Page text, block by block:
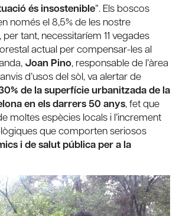
és insostenible”. Els boscos
només el 8,5% de les nostre
tant, necessitaríem 11 vegades
actual per compensar-les al
Joan Pino, responsable de l’àrea
d’usos del sòl, va alertar de
de la superfície urbanitzada de la
en els darrers 50 anys, fet que
moltes espècies locals i l’increment
que comporten seriosos
i de salut pública per a la